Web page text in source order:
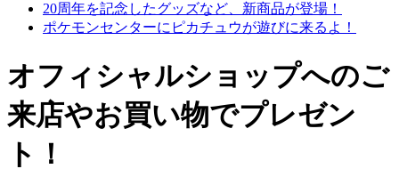
20周年を記念したグッズなど、新商品が登場！
ポケモンセンターにピカチュウが遊びに来るよ！
オフィシャルショップへのご
来店やお買い物でプレゼン
ト！